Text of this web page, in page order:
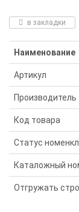
в закладки
Наименование
Артикул
Производитель
Код товара
Статус
Каталожный
Отгружать